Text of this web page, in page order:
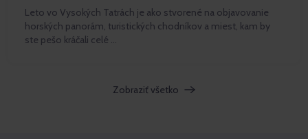
Leto vo Vysokých Tatrách je ako stvorené na objavovanie
horských panorám, turistických chodníkov a miest, kam by
ste pešo kráčali celé …
Zobraziť všetko